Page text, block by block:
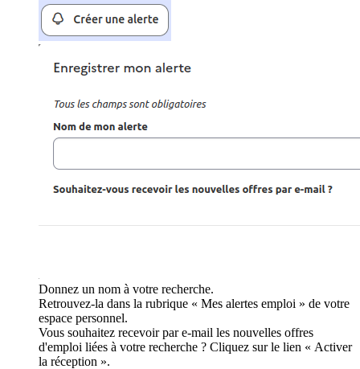
Donnez un nom à votre recherche.
Retrouvez-la dans la rubrique « Mes alertes emploi » de votre
espace personnel.
Vous souhaitez recevoir par e-mail les nouvelles offres
d'emploi liées à votre recherche ? Cliquez sur le lien « Activer
la réception ».